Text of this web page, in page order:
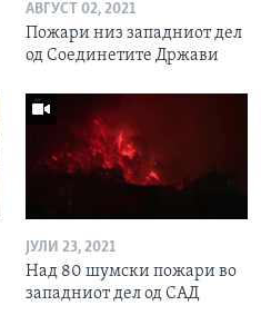
АВГУСТ 02, 2021
Пожари низ западниот дел
од Соединетите Држави
ЈУЛИ 23, 2021
Над 80 шумски пожари во
западниот дел од САД